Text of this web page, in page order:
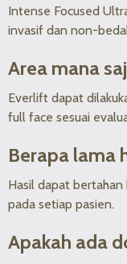
Intense Focused
invasif dan non-
Area mana
Everlift dapat
full face sesuai
Berapa lama
Hasil dapat bertahan
pada setiap pasien.
Apakah ada